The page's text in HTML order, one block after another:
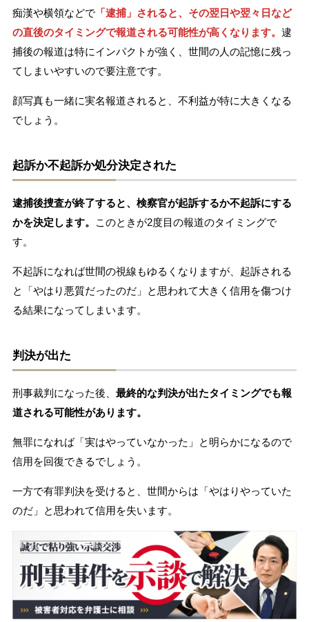
痴漢や横領などで「逮捕」されると、その翌日や翌々日など
の直後のタイミングで報道される可能性が高くなります。 逮
捕後の報道は特にインパクトが強く、世間の人の記憶に残っ
てしまいやすいので要注意です。
顔写真も一緒に実名報道されると、不利益が特に大きくなる
でしょう。
起訴か不起訴か処分決定された
逮捕後捜査が終了すると、検察官が起訴するか不起訴にする
かを決定します。
このときが2度目の報道のタイミングで
す。
不起訴になれば世間の視線もゆるくなりますが、起訴される
と「やはり悪質だったのだ」と思われて大きく信用を傷つけ
る結果になってしまいます。
判決が出た
刑事裁判になった後、 最終的な判決が出たタイミングでも報
道される可能性があります。
無罪になれば「実はやっていなかった」と明らかになるので
信用を回復できるでしょう。
一方で有罪判決を受けると、世間からは「やはりやっていた
のだ」と思われて信用を失います。